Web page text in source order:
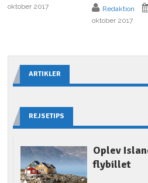
oktober 2017
Redaktion
oktober 2017
ARTIKLER
REJSETIPS
Oplev
flybillet